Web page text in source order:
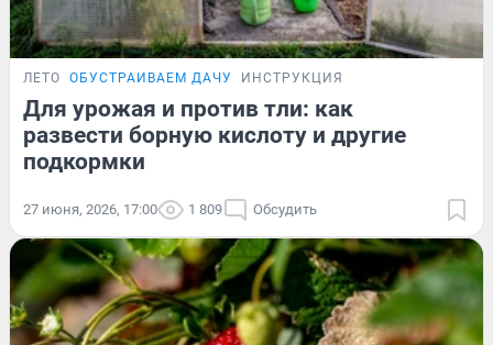
ЛЕТО ОБУСТРАИВАЕМ ДАЧУ ИНСТРУКЦИЯ
Для урожая и против тли: как
развести борную кислоту и другие
подкормки
27 июня, 2026, 17:00 1 809 Обсудить